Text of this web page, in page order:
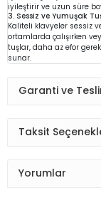
iyileştirir ve uzun süre
3. Sessiz ve Yumuşak
Kaliteli klavyeler sessiz
ortamlarda çalışırken
tuşlar, daha az efor
sunar.
Garanti ve
Taksit
Yorumlar